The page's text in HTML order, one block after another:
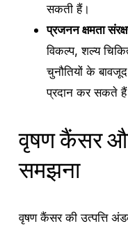
सकती हैं।
प्रजनन क्षमता
विकल्प, शल्य
चुनौतियों के बावजूद
प्रदान कर सकते
वृषण कैंसर
समझना
वृषण कैंसर की उत्पत्ति